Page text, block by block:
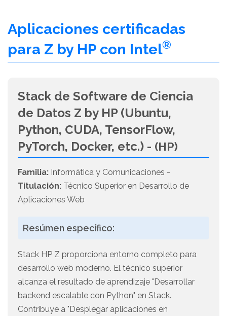
Aplicaciones certificadas
para Z by HP con Intel®
Stack de Software de Ciencia
de Datos Z by HP (Ubuntu,
Python, CUDA, TensorFlow,
PyTorch, Docker, etc.) - (HP)
Familia: Informática y Comunicaciones -
Titulación: Técnico Superior en Desarrollo de
Aplicaciones Web
Resúmen específico:
Stack HP Z proporciona entorno completo para
desarrollo web moderno. El técnico superior
alcanza el resultado de aprendizaje "Desarrollar
backend escalable con Python" en Stack.
Contribuye a "Desplegar aplicaciones en